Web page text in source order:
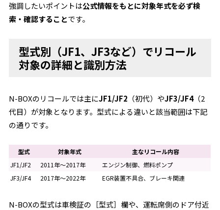
強調したいポイントは公式情報をもとに対象年式を必ず検
索・確認することです。
型式別（JF1、JF3など）でリコール
対象の詳細と識別方法
N-BOXのリコールでは主にJF1/JF2 （初代）やJF3/JF4（2
代目）が対象となります。型式による違いと該当範囲は下記
の通りです。
型式 対象年式
主なリコール内容
JF1/JF2
2011年～2017年
エンジン制御、燃料ポンプ
JF3/JF4
2017年～2022年 EGR装置不具合、ブレーキ関連
N-BOXの型式は車検証の［型式］欄や、運転席側のドア付近